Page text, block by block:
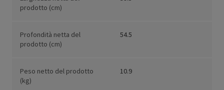
prodotto (cm)
Profondità netta del
prodotto (cm)
54.5
Peso netto del prodotto
(kg)
10.9